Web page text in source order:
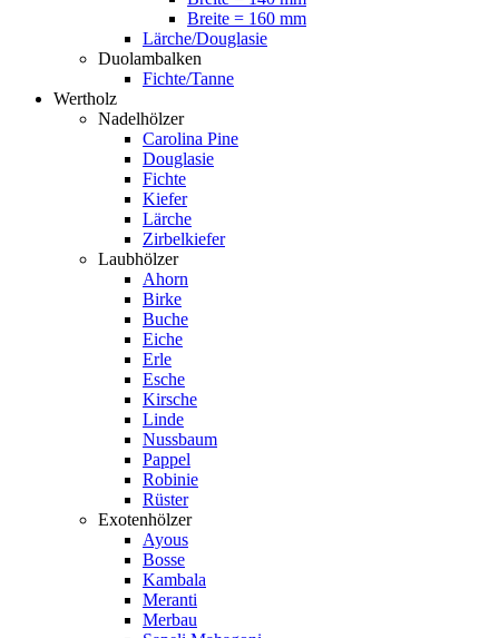
Breite = 160 mm
Lärche/Douglasie
Duolambalken
Fichte/Tanne
Wertholz
Nadelhölzer
Carolina Pine
Douglasie
Fichte
Kiefer
Lärche
Zirbelkiefer
Laubhölzer
Ahorn
Birke
Buche
Eiche
Erle
Esche
Kirsche
Linde
Nussbaum
Pappel
Robinie
Rüster
Exotenhölzer
Ayous
Bosse
Kambala
Meranti
Merbau